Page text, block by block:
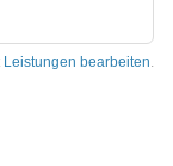
Leistungen bearbeiten.